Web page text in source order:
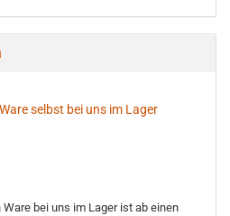
selbst bei uns im Lager
bei uns im Lager ist ab einen